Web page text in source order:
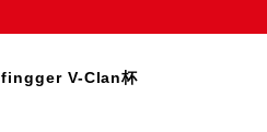
fingger V-Clan杯